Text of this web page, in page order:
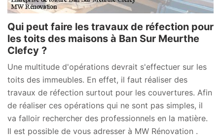
Qui peut faire les travaux de réfection pour
les toits des maisons à Ban Sur Meurthe
Clefcy ?
Une multitude d'opérations devrait s'effectuer sur les
toits des immeubles. En effet, il faut réaliser des
travaux de réfection surtout pour les couvertures. Afin
de réaliser ces opérations qui ne sont pas simples, il
va falloir rechercher des professionnels en la matière.
Il est possible de vous adresser à MW Rénovation .